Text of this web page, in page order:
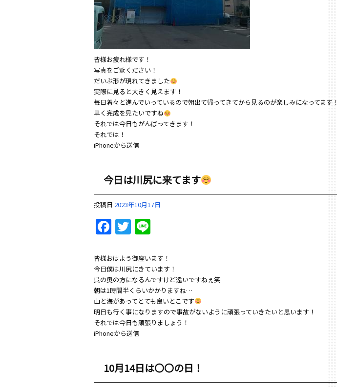
皆様お疲れ様です！
写真をご覧ください！
だいぶ形が現れてきました
実際に見ると大きく見えます！
毎日着々と進んでいっているので朝出て帰ってきてから見るのが楽しみになってます！
早く完成を見たいですね
それでは今日もがんばってきます！
それでは！
iPhoneから送信
今日は川尻に来てます
投稿日 2023年10月17日
Facebook
Twitter
皆様おはよう御座います！
今日僕は川尻にきています！
呉の奥の方になるんですけど遠いですねぇ笑
朝は1時間半くらいかかりますね…
山と海があってとても良いとこです
明日も行く事になりますので事故がないように頑張っていきたいと思います！
それでは今日も頑張りましょう！
iPhoneから送信
10月14日は〇〇の日！